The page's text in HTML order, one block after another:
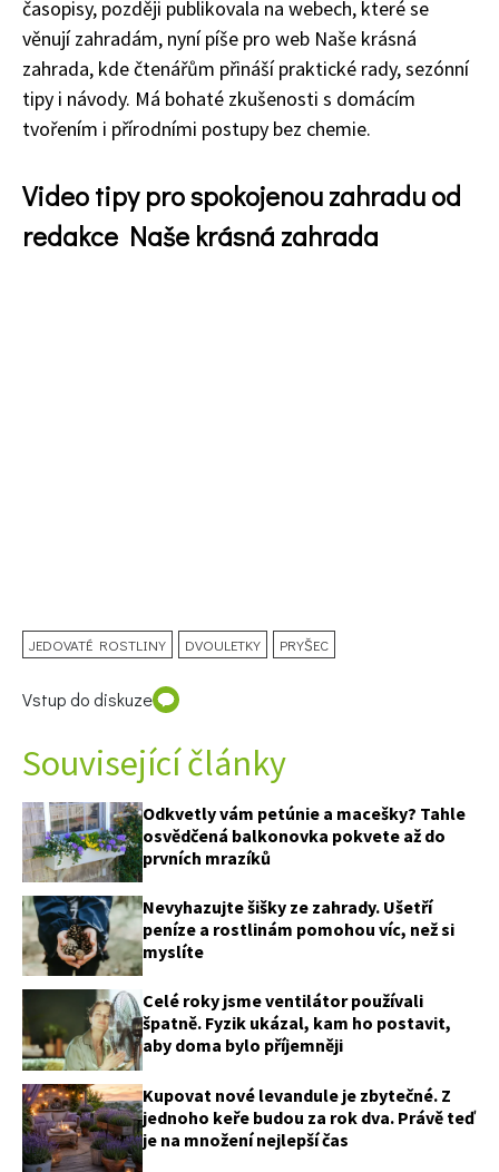
časopisy, později publikovala na webech, které se
věnují zahradám, nyní píše pro web Naše krásná
zahrada, kde čtenářům přináší praktické rady, sezónní
tipy i návody. Má bohaté zkušenosti s domácím
tvořením i přírodními postupy bez chemie.
Video tipy pro spokojenou zahradu od
redakce Naše krásná zahrada
JEDOVATÉ ROSTLINY DVOULETKY PRYŠEC
Vstup do diskuze
Související články
Odkvetly vám petúnie a macešky? Tahle
osvědčená balkonovka pokvete až do
prvních mrazíků
Nevyhazujte šišky ze zahrady. Ušetří
peníze a rostlinám pomohou víc, než si
myslíte
Celé roky jsme ventilátor používali
špatně. Fyzik ukázal, kam ho postavit,
aby doma bylo příjemněji
Kupovat nové levandule je zbytečné. Z
jednoho keře budou za rok dva. Právě teď
je na množení nejlepší čas